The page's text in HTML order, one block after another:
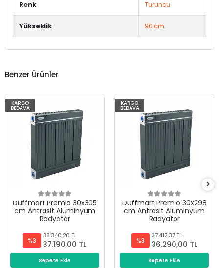
Renk Turuncu
Yükseklik 90 cm.
Benzer Ürünler
KARGO
BEDAVA
Duffmart Premio 30x305
cm Antrasit Alüminyum
Radyatör
%3
38.340,20 TL
37.190,00 TL
Sepete Ekle
KARGO
BEDAVA
Duffmart Premio 30x298
cm Antrasit Alüminyum
Radyatör
%3
37.412,37 TL
36.290,00 TL
Sepete Ekle